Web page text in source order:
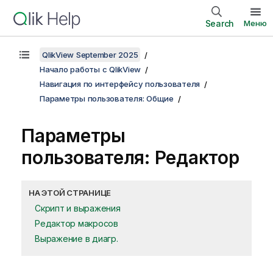
Search Меню
QlikView September 2025
Начало работы с QlikView
Навигация по интерфейсу пользователя
Параметры пользователя: Общие
Параметры
пользователя: Редактор
НА ЭТОЙ СТРАНИЦЕ
Скрипт и выражения
Редактор макросов
Выражение в диагр.